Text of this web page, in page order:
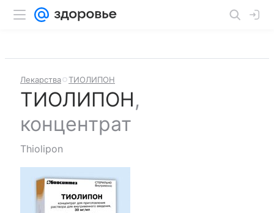
Лекарства ТИОЛИПОН
ТИОЛИПОН,
концентрат
Thiolipon